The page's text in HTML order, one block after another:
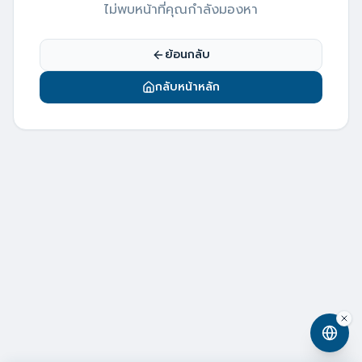
ไม่พบหน้าที่คุณกำลังมองหา
ย้อนกลับ
กลับหน้าหลัก